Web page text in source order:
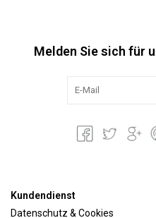
Melden Sie sich für
Kundendienst
Datenschutz & Cookies